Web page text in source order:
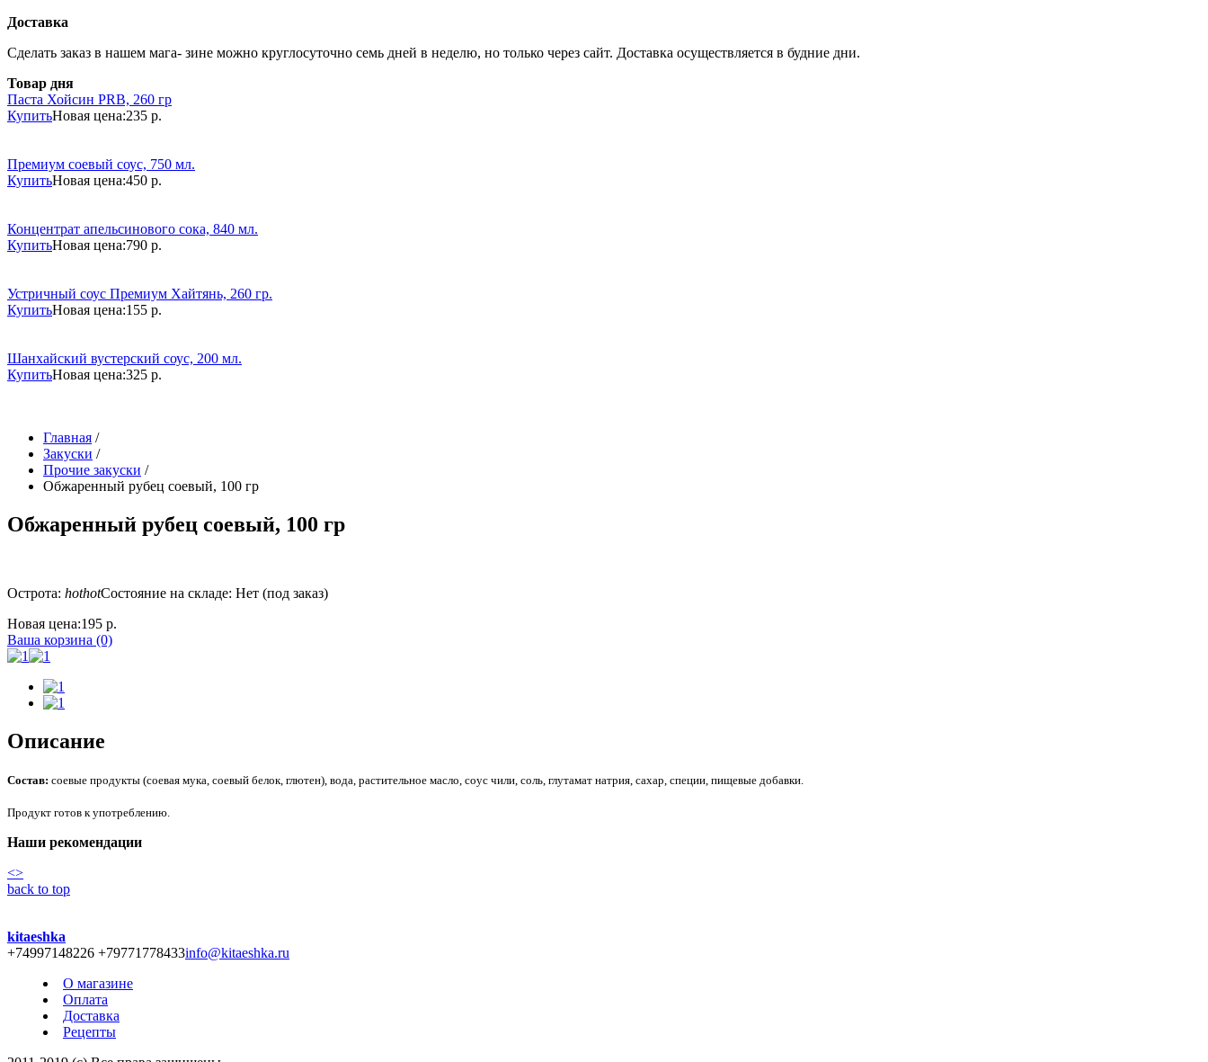
Доставка
Сделать заказ в нашем мага- зине можно круглосуточно семь дней в неделю, но только через сайт. Доставка осуществляется в будние дни.
Товар дня
Паста Хойсин PRB, 260 гр
КупитьНовая цена:235 р.
Премиум соевый соус, 750 мл.
КупитьНовая цена:450 р.
Концентрат апельсинового сока, 840 мл.
КупитьНовая цена:790 р.
Устричный соус Премиум Хайтянь, 260 гр.
КупитьНовая цена:155 р.
Шанхайский вустерский соус, 200 мл.
КупитьНовая цена:325 р.
Главная /
Закуски /
Прочие закуски /
Обжаренный рубец соевый, 100 гр
Обжаренный рубец соевый, 100 гр
Острота: hothotСостояние на складе: Нет (под заказ)
Новая цена:195 р.
Ваша корзина (0)
Описание
Состав: соевые продукты (соевая мука, соевый белок, глютен), вода, растительное масло, соус чили, соль, глутамат натрия, сахар, специи, пищевые добавки.
Продукт готов к употреблению.
Наши рекомендации
<>
back to top
kitaeshka
+74997148226 +79771778433info@kitaeshka.ru
О магазине
Оплата
Доставка
Рецепты